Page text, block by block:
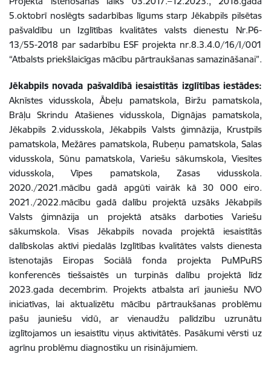
5.oktobrī noslēgts sadarbības līgums starp Jēkabpils pilsētas
pašvaldību un Izglītības kvalitātes valsts dienestu Nr.P6-
13/55-2018 par sadarbību ESF projekta nr.8.3.4.0/16/I/001
“Atbalsts priekšlaicīgas mācību pārtraukšanas samazināšanai”.
Jēkabpils novada pašvaldībā iesaistītās izglītības iestādes:
Aknīstes vidusskola, Ābeļu pamatskola, Biržu pamatskola,
Brāļu Skrindu Atašienes vidusskola, Dignājas pamatskola,
Jēkabpils 2.vidusskola, Jēkabpils Valsts ģimnāzija, Krustpils
pamatskola, Mežāres pamatskola, Rubeņu pamatskola, Salas
vidusskola, Sūnu pamatskola, Variešu sākumskola, Viesītes
vidusskola, Vīpes pamatskola, Zasas vidusskola.
2020./2021.mācību gadā apgūti vairāk kā 30 000 eiro.
2021./2022.mācību gadā dalību projektā uzsāks Jēkabpils
Valsts ģimnāzija un projektā atsāks darboties Variešu
sākumskola. Visas Jēkabpils novada projektā iesaistītās
dalībskolas aktīvi piedalās Izglītības kvalitātes valsts dienesta
īstenotajās Eiropas Sociālā fonda projekta PuMPuRS
konferencēs tiešsaistēs un turpinās dalību projektā līdz
2023.gada decembrim. Projekts atbalsta arī jauniešu NVO
iniciatīvas, lai aktualizētu mācību pārtraukšanas problēmu
pašu jauniešu vidū, ar vienaudžu palīdzību uzrunātu
izglītojamos un iesaistītu viņus aktivitātēs. Pasākumi vērsti uz
agrīnu problēmu diagnostiku un risinājumiem.